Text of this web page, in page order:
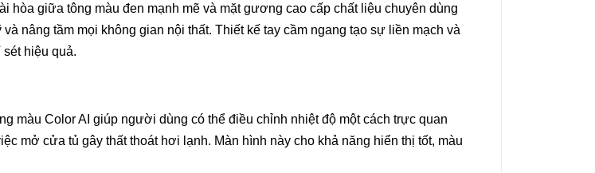
hòa giữa tông màu đen mạnh mẽ và mặt gương cao cấp chất liệu chuyên dùng
nâng tầm mọi không gian nội thất. Thiết kế tay cầm ngang tạo sự liền mạch và
hiệu quả.
màu Color AI giúp người dùng có thể điều chỉnh nhiệt độ một cách trực quan
mở cửa tủ gây thất thoát hơi lạnh. Màn hình này cho khả năng hiển thị tốt, màu